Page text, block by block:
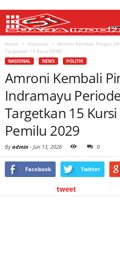
Home Nasional
Amroni Kembali Pimpin
Targetkan 15 Kursi DPRD...
NASIONAL NEWS POLITIK
Amroni Kembali
Indramayu
Targetkan 15
Pemilu 2029
Byadmin - Jun 13, 2026 0
Facebook Twitter
tweet